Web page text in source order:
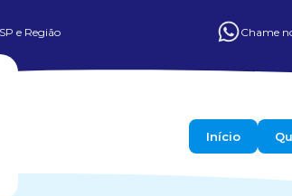
e Região Chame
Início